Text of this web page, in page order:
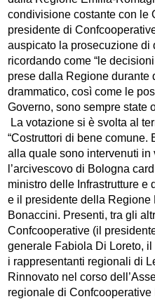
condivisione costante con le
presidente di
auspicato la prosecuzione di
ricordando come “le
prese dalla Regione durante
drammatico, così come le
Governo, sono sempre state
La votazione si è svolta al
“Costruttori di bene comune.
alla quale sono intervenuti
l’arcivescovo di Bologna
ministro delle Infrastrutture e
e il presidente della
Bonaccini. Presenti, tra gli
Confcooperative (il
generale Fabiola Di Loreto,
i rappresentanti regionali di
Rinnovato nel corso
regionale di